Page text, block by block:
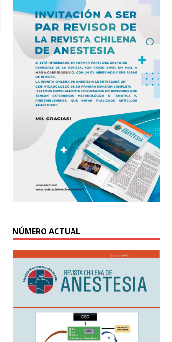
NÚMERO ACTUAL